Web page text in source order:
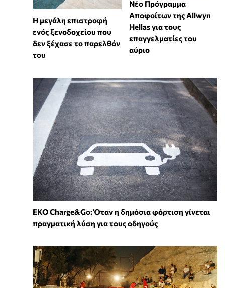
Η μεγάλη επιστροφή
ενός ξενοδοχείου που
δεν ξέχασε το παρελθόν
του
Νέο Πρόγραμμα
Αποφοίτων της Allwyn
Hellas για τους
επαγγελματίες του
αύριο
EKO Charge&Go: Όταν η δημόσια φόρτιση γίνεται
πραγματική λύση για τους οδηγούς